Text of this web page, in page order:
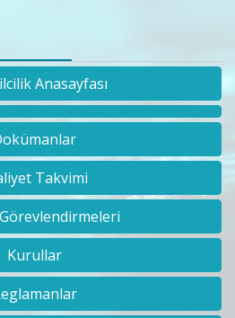
Anasayfası
Takvimi
Kurullar